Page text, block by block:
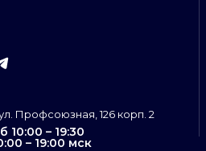
Профсоюзная, 126 корп. 2
10:00 – 19:30
– 19:00 мск